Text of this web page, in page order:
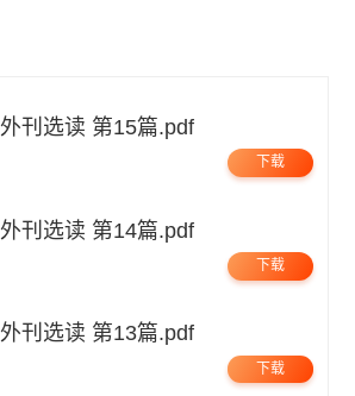
外刊选读 第15篇.pdf
下载
外刊选读 第14篇.pdf
下载
外刊选读 第13篇.pdf
下载